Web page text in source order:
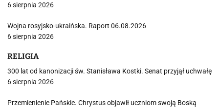
6 sierpnia 2026
Wojna rosyjsko-ukraińska. Raport 06.08.2026
6 sierpnia 2026
RELIGIA
300 lat od kanonizacji św. Stanisława Kostki. Senat przyjął uchwałę
6 sierpnia 2026
Przemienienie Pańskie. Chrystus objawił uczniom swoją Boską